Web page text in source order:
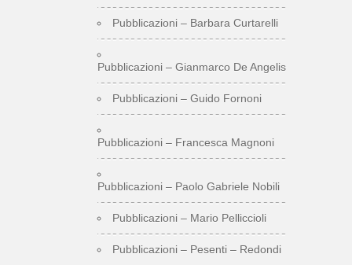
Pubblicazioni – Barbara Curtarelli
Pubblicazioni – Gianmarco De Angelis
Pubblicazioni – Guido Fornoni
Pubblicazioni – Francesca Magnoni
Pubblicazioni – Paolo Gabriele Nobili
Pubblicazioni – Mario Pelliccioli
Pubblicazioni – Pesenti – Redondi